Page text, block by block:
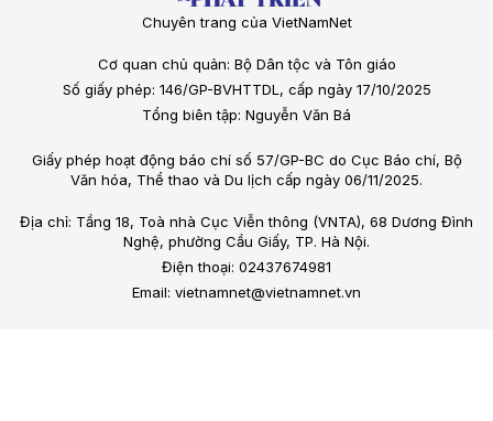
Chuyên trang của VietNamNet
Cơ quan chủ quản: Bộ Dân tộc và Tôn giáo
Số giấy phép: 146/GP-BVHTTDL, cấp ngày 17/10/2025
Tổng biên tập: Nguyễn Văn Bá
Giấy phép hoạt động báo chí số 57/GP-BC do Cục Báo chí, Bộ
Văn hóa, Thể thao và Du lịch cấp ngày 06/11/2025.
Địa chỉ: Tầng 18, Toà nhà Cục Viễn thông (VNTA), 68 Dương Đình
Nghệ, phường Cầu Giấy, TP. Hà Nội.
Điện thoại: 02437674981
Email: vietnamnet@vietnamnet.vn